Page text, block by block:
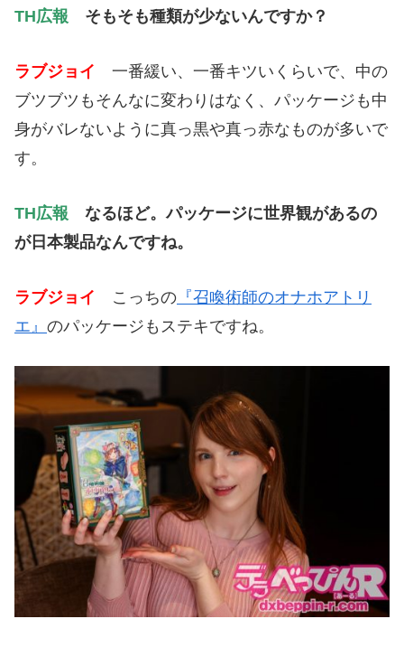
TH広報 そもそも種類が少ないんですか？
ラブジョイ 一番緩い、一番キツいくらいで、中の
ブツブツもそんなに変わりはなく、パッケージも中
身がバレないように真っ黒や真っ赤なものが多いで
す。
TH広報 なるほど。パッケージに世界観があるの
が日本製品なんですね。
ラブジョイ こっちの 『召喚術師のオナホアトリ
エ』 のパッケージもステキですね。